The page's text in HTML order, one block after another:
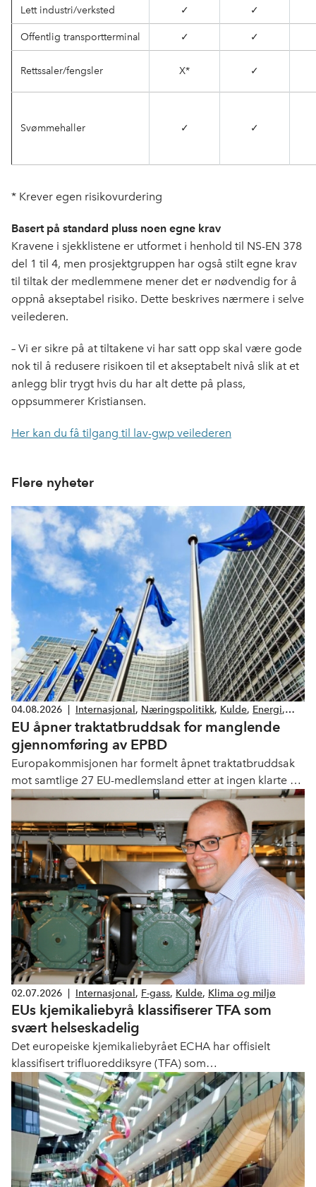
Lett industri/verksted ✓ ✓
Offentlig transportterminal ✓ ✓
Rettssaler/fengsler X* ✓
Svømmehaller ✓ ✓
* Krever egen risikovurdering
Basert på standard pluss noen egne krav
Kravene i sjekklistene er utformet i henhold til NS-EN 378
del 1 til 4, men prosjektgruppen har også stilt egne krav
til tiltak der medlemmene mener det er nødvendig for å
oppnå akseptabel risiko. Dette beskrives nærmere i selve
veilederen.
– Vi er sikre på at tiltakene vi har satt opp skal være gode
nok til å redusere risikoen til et akseptabelt nivå slik at et
anlegg blir trygt hvis du har alt dette på plass,
oppsummerer Kristiansen.
Her kan du få tilgang til lav-gwp veilederen
Flere nyheter
04.08.2026 Internasjonal, Næringspolitikk, Kulde, Energi,
Klima og miljø,Lover og forskrifter
EU åpner traktatbruddsak for manglende
gjennomføring av EPBD
Europakommisjonen har formelt åpnet traktatbruddsak
mot samtlige 27 EU-medlemsland etter at ingen klarte å
innlemme det reviderte bygningsenergidirektivet (recast
EPBD) i sin nasjonale lovgivning innen fristen i mai 2026.
02.07.2026 Internasjonal , F-gass, Kulde, Klima og miljø
EUs kjemikaliebyrå klassifiserer TFA som
svært helseskadelig
Det europeiske kjemikaliebyrået ECHA har offisielt
klassifisert trifluoreddiksyre (TFA) som
reproduksjonstoksisk (kategori 1B), og konkluderer med
at stoffet «kan skade det ufødte barnet» og er «mistenkt
for å skade fruktbarheten». R-1234yf (HFO) er i dag den
største kilden til menneskeskapt TFA fra kuldebransjen.